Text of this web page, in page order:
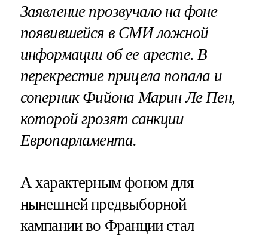
Заявление прозвучало на фоне
появившейся в СМИ ложной
информации об ее аресте. В
перекрестие прицела попала и
соперник Фийона Марин Ле Пен,
которой грозят санкции
Европарламента.
А характерным фоном для
нынешней предвыборной
кампании во Франции стал